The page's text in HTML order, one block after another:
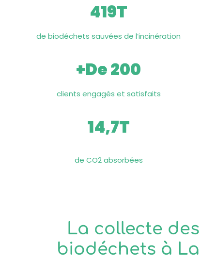
419T
de biodéchets sauvées de l’incinération
+de200
clients engagés et satisfaits
14,7T
de CO2 absorbées
La collecte des
biodéchets à La